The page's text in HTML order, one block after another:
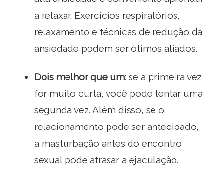
a relaxar. Exercícios respiratórios,
relaxamento e técnicas de redução da
ansiedade podem ser ótimos aliados.
Dois melhor que um: se a primeira vez
for muito curta, você pode tentar uma
segunda vez. Além disso, se o
relacionamento pode ser antecipado,
a masturbação antes do encontro
sexual pode atrasar a ejaculação.